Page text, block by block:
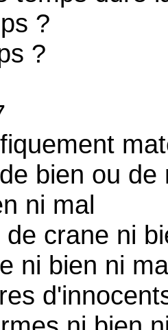
?
?
bien ou de
ni mal
crane ni
ni bien ni